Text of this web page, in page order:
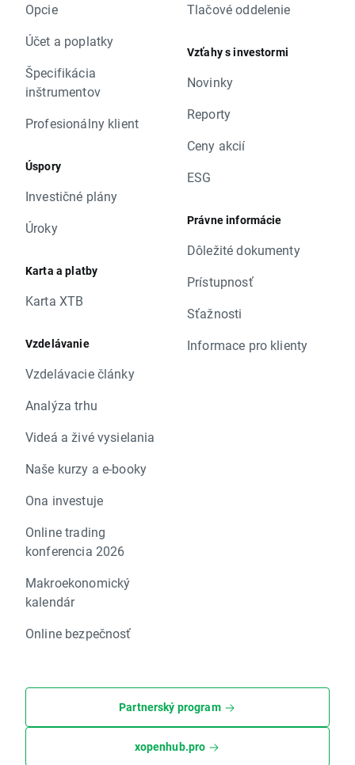
Opcie
Účet a poplatky
Špecifikácia
inštrumentov
Profesionálny klient
Úspory
Investičné plány
Úroky
Karta a platby
Karta XTB
Vzdelávanie
Vzdelávacie články
Analýza trhu
Videá a živé vysielania
Naše kurzy a e-booky
Ona investuje
Online trading
konferencia 2026
Makroekonomický
kalendár
Online bezpečnosť
Tlačové oddelenie
Vzťahy s investormi
Novinky
Reporty
Ceny akcií
ESG
Právne informácie
Dôležité dokumenty
Prístupnosť
Sťažnosti
Informace pro klienty
Partnerský program
xopenhub.pro